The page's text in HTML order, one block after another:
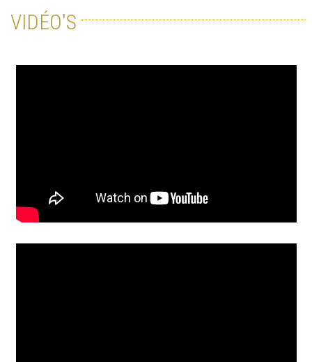
VIDÉO'S